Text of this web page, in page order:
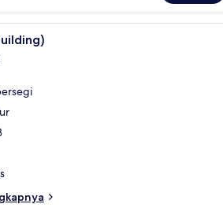
Suite (Villa Building) |